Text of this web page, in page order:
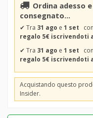
Ordina adesso
consegnato...
✔ Tra 31 ago e 1 set con
regalo 5€ iscrivendoti
✔ Tra 31 ago e 1 set con
regalo 5€ iscrivendoti
Acquistando questo
Insider.